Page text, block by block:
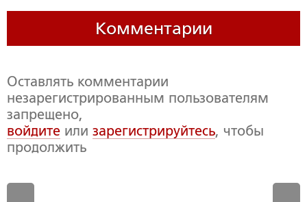
Комментарии
Оставлять комментарии
незарегистрированным пользователям
запрещено,
войдите или зарегистрируйтесь, чтобы
продолжить